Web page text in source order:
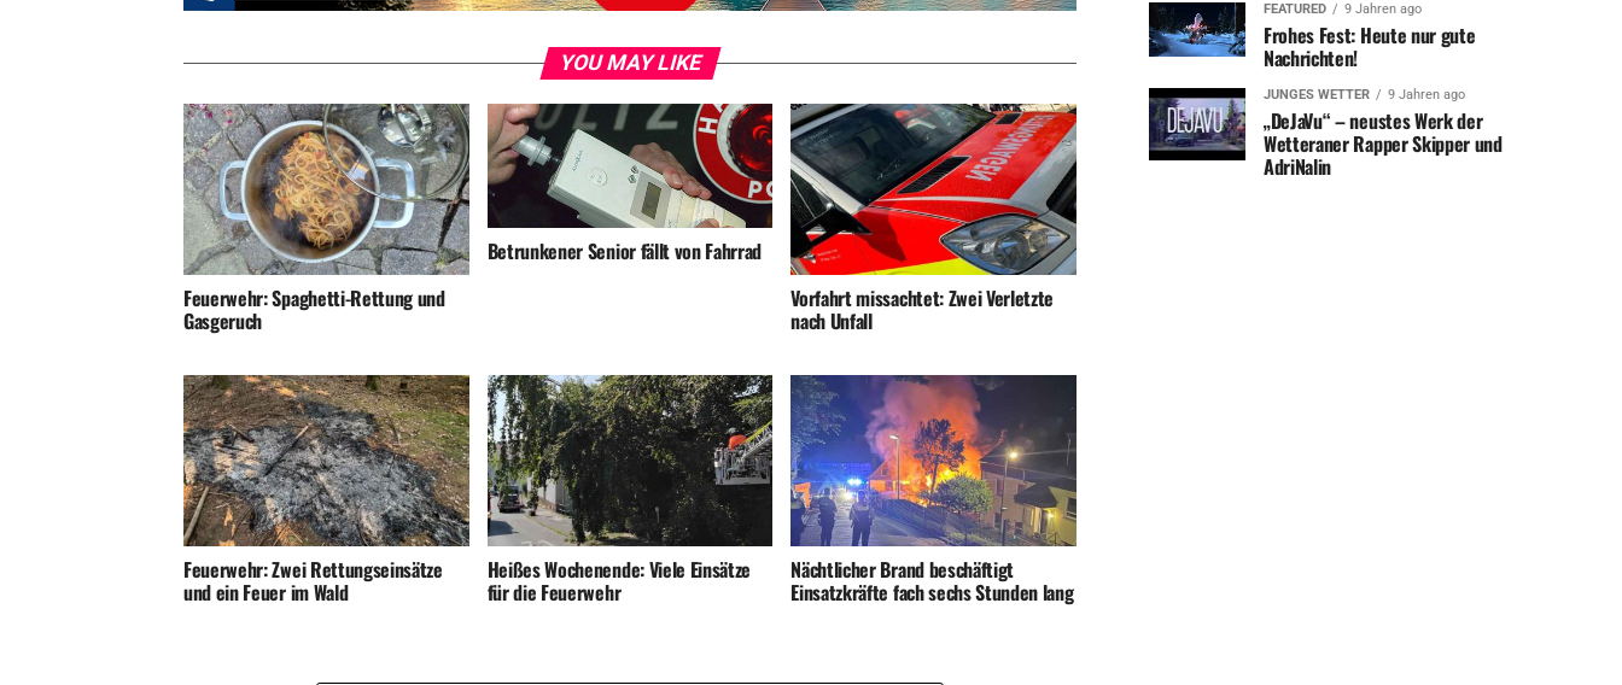
YOU MAY LIKE
Feuerwehr: Spaghetti-Rettung und
Gasgeruch
Betrunkener Senior fällt von Fahrrad
Vorfahrt missachtet: Zwei Verletzte
nach Unfall
Feuerwehr: Zwei Rettungseinsätze
und ein Feuer im Wald
Heißes Wochenende: Viele Einsätze
für die Feuerwehr
Nächtlicher Brand beschäftigt
Einsatzkräfte fach sechs Stunden lang
FEATURED 9 Jahren ago
Frohes Fest: Heute nur gute
Nachrichten!
JUNGES WETTER 9 Jahren ago
„DeJaVu“ – neustes Werk der
Wetteraner Rapper Skipper und
AdriNalin